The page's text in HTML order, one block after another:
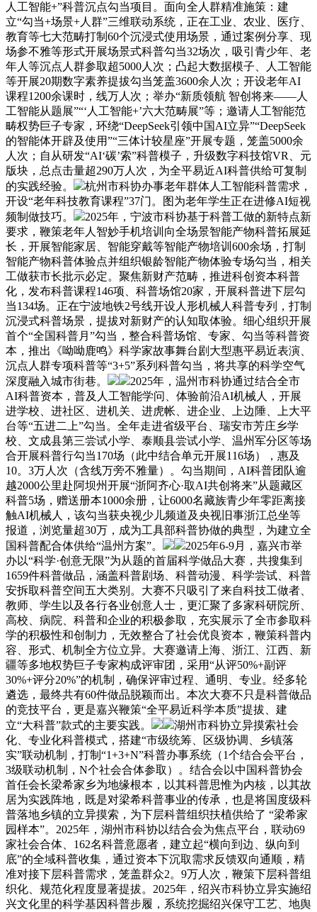
人工智能+”科普沉点勾当项目。面向全人群精准施策：建
立“勾当+场景+人群”三维联动系统，正在工业、农业、医疗、
教育等七大范畴打制60个沉浸式使用场景，通过案例分享、现
场参不雅等形式开展场景式科普勾当32场次，吸引青少年、老
年人等沉点人群参取超5000人次；凸起大数据模子、人工智能
等开展20期数字素养提拔勾当笼盖3600余人次；开设老年AI
课程1200余课时，线万人次；举办“新质领航 智创将来——人
工智能从题展”“‘人工智能+’六大范畴展”等；邀请人工智能范
畴权势巨子专家，环绕“DeepSeek引领中国AI立异”“DeepSeek
的智能体开辟及使用”“三体计较星座”开展专题，笼盖5000余
人次；自从研发“AI‘碳’索”科普模子，升级数字科技馆VR、元
版块，总点击量超290万人次，为全平易近AI科普供给可复制
的实践经验。
杭州市科协办事老年群体人工智能科普需求，
开设“老年科技教育课程”37门。图为老年学生正在进修AI短视
频制做技巧。
2025年，宁波市科协基于科普工做的新特点新
要求，鞭策老年人智妙手机培训向全场景智能产物科普拓展延
长，开展智能家居、智能穿戴等智能产物培训600余场，打制
智能产物科普体验点并组织银龄智能产物体验专场勾当，相关
工做获市长批示必定。聚焦新财产范畴，推进科创资本科普
化，发布科普课程146项、科普场馆20家，开展科普进下层勾
当134场。正在宁波地铁2号线开设人形机械人科普专列，打制
沉浸式科普场景，提拔对新财产的认知取体验。细心组织开展
首个“全国科普月”勾当，整合科普场馆、专家、勾当等科普资
本，推出《呦呦鹿鸣》科学家故事舞台剧大型惠平易近表演、
沉点人群专项科普等“3+5”系列科普勾当，将共享的科学空气
深度融入城市街巷。
2025年，温州市科协通过结合全市
AI科普资本，普及人工智能学问、体验前沿AI机械人，开展
进学校、进社区、进机关、进虎帐、进企业、上边陲、上大平
台等“五进二上”勾当。全年走进省级平台、瑞安市芳庄乡学
校、文成县第三尝试小学、泰顺县尝试小学、温州军分区等场
合开展科普行勾当170场（此中结合单元开展116场），惠及
10。3万人次（含线万旁不雅量）。勾当期间，AI科普团队逾
越2000公里赴阿坝州开展“浙阿齐心·取AI共创将来”从题藏区
科普5场，赠送册本1000余册，让6000名藏族青少年零距离接
触AI机械人，该勾当获央视少儿频道及央视旧事浙江总坐等
报道，浏览量超30万，成为工具部科普协做的典型，为建立全
国科普配合体供给“温州方案”。
2025年6-9月，嘉兴市举
办以“科学·创意无限”为从题的首届科学做品大赛，共搜集到
1659件科普做品，涵盖科普剧场、科普动漫、科学尝试、科普
安拆取科普空间五大类别。大赛不只吸引了来自科技工做者、
教师、学生以及各行各业创意人士，更汇聚了多家科研院所、
高校、病院、科普和企业的积极参取，充实展示了全市参取科
学的积极性和创制力，无效整合了社会优良资本，鞭策科普内
容、形式、机制全方位立异。大赛邀请上海、浙江、江西、新
疆等多地权势巨子专家构成评审团，采用“从评50%+副评
30%+评分20%”的机制，确保评审过程、通明、专业。经多轮
遴选，最终共有60件做品脱颖而出。本次大赛不只是科普做品
的竞技平台，更是嘉兴鞭策“全平易近科学本质”提拔、建
立“大科普”款式的主要实践。
湖州市科协立异摸索社会
化、专业化科普模式，搭建“市级统筹、区级协调、乡镇落
实”联动机制，打制“1+3+N”科普办事系统（1个结合会平台，
3级联动机制，N个社会合体参取）。结合会以中国科普协会
首任会长梁希家乡为地缘根本，以其科普思惟为内核，以其故
居为实践阵地，既是对梁希科普事业的传承，也是将国度级科
普落地乡镇的立异摸索，为下层科普组织扶植供给了 “梁希家
园样本”。2025年，湖州市科协以结合会为焦点平台，联动69
家社会合体、162名科普意愿者，建立起“横向到边、纵向到
底”的全域科普收集，通过资本下沉取需求反馈双向通顺，精
准对接下层科普需求，笼盖群众2。9万人次，鞭策下层科普组
织化、规范化程度显著提拔。2025年，绍兴市科协立异实施绍
兴文化里的科学基因科普步履，系统挖掘绍兴保守工艺、地舆